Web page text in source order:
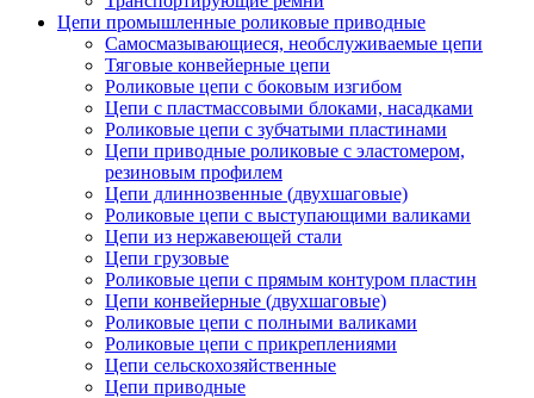
Цепи промышленные роликовые приводные
Самосмазывающиеся, необслуживаемые цепи
Тяговые конвейерные цепи
Роликовые цепи с боковым изгибом
Цепи с пластмассовыми блоками, насадками
Роликовые цепи с зубчатыми пластинами
Цепи приводные роликовые с эластомером,
резиновым профилем
Цепи длиннозвенные (двухшаговые)
Роликовые цепи с выступающими валиками
Цепи из нержавеющей стали
Цепи грузовые
Роликовые цепи с прямым контуром пластин
Цепи конвейерные (двухшаговые)
Роликовые цепи с полными валиками
Роликовые цепи с прикреплениями
Цепи сельскохозяйственные
Цепи приводные